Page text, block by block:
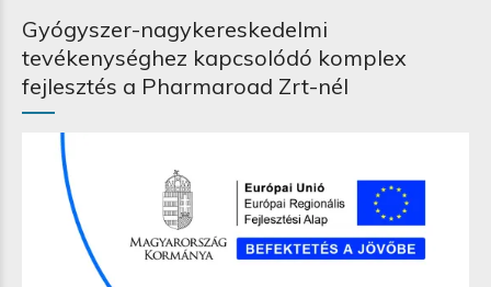
Gyógyszer-nagykereskedelmi
tevékenységhez kapcsolódó komplex
fejlesztés a Pharmaroad Zrt-nél